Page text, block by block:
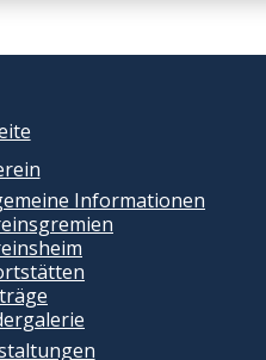
Informationen